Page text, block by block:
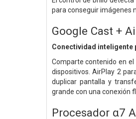
para conseguir imágenes
Google Cast +
Conectividad
Comparte contenido en
dispositivos. AirPlay 2
duplicar pantalla y
grande con una conexión
Procesador α7